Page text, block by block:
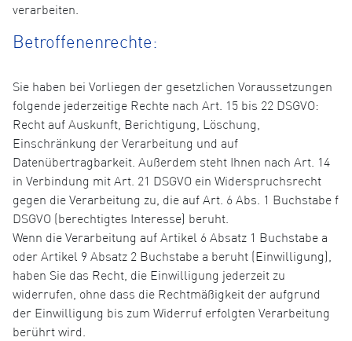
verarbeiten.
Betroffenenrechte:
Sie haben bei Vorliegen der gesetzlichen Voraussetzungen
folgende jederzeitige Rechte nach Art. 15 bis 22 DSGVO:
Recht auf Auskunft, Berichtigung, Löschung,
Einschränkung der Verarbeitung und auf
Datenübertragbarkeit. Außerdem steht Ihnen nach Art. 14
in Verbindung mit Art. 21 DSGVO ein Widerspruchsrecht
gegen die Verarbeitung zu, die auf Art. 6 Abs. 1 Buchstabe f
DSGVO (berechtigtes Interesse) beruht.
Wenn die Verarbeitung auf Artikel 6 Absatz 1 Buchstabe a
oder Artikel 9 Absatz 2 Buchstabe a beruht (Einwilligung),
haben Sie das Recht, die Einwilligung jederzeit zu
widerrufen, ohne dass die Rechtmäßigkeit der aufgrund
der Einwilligung bis zum Widerruf erfolgten Verarbeitung
berührt wird.